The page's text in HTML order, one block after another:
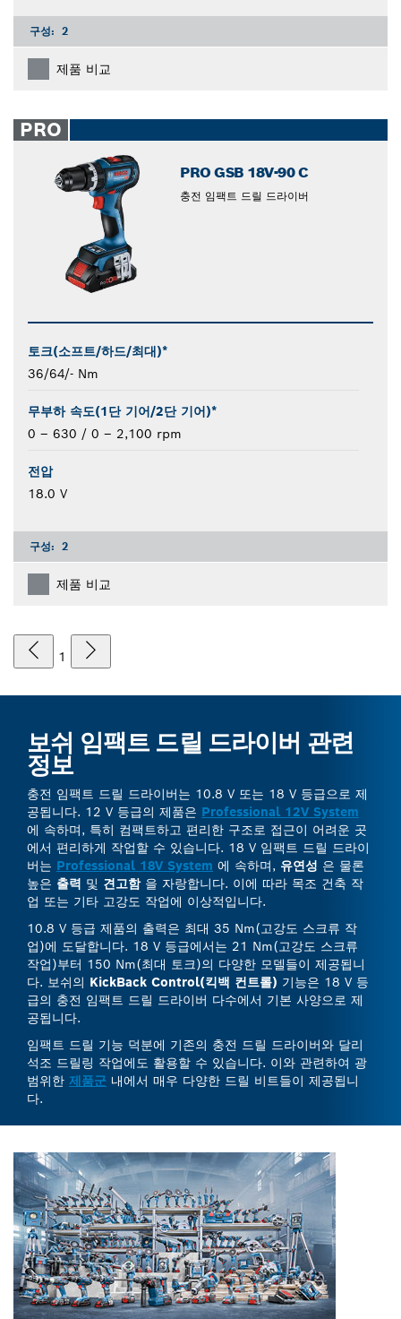
구성: 2
제품 비교
PRO
PRO GSB 18V-90 C
충전 임팩트 드릴 드라이버
토크(소프트/하드/최대)*
36/64/- Nm
무부하 속도(1단 기어/2단 기어)*
0 – 630 / 0 – 2,100 rpm
전압
18.0 V
구성: 2
제품 비교
1
보쉬 임팩트 드릴 드라이버 관련
정보
충전 임팩트 드릴 드라이버는 10.8 V 또는 18 V 등급으로 제
공됩니다. 12 V 등급의 제품은 Professional 12V System
에 속하며, 특히 컴팩트하고 편리한 구조로 접근이 어려운 곳
에서 편리하게 작업할 수 있습니다. 18 V 임팩트 드릴 드라이
버는 Professional 18V System 에 속하며, 유연성 은 물론
높은 출력 및 견고함을 자랑합니다. 이에 따라 목조 건축 작
업 또는 기타 고강도 작업에 이상적입니다.
10.8 V 등급 제품의 출력은 최대 35 Nm(고강도 스크류 작
업)에 도달합니다. 18 V 등급에서는 21 Nm(고강도 스크류
작업)부터 150 Nm(최대 토크)의 다양한 모델들이 제공됩니
다. 보쉬의 KickBack Control(킥백 컨트롤) 기능은 18 V 등
급의 충전 임팩트 드릴 드라이버 다수에서 기본 사양으로 제
공됩니다.
임팩트 드릴 기능 덕분에 기존의 충전 드릴 드라이버와 달리
석조 드릴링 작업에도 활용할 수 있습니다. 이와 관련하여 광
범위한 제품군 내에서 매우 다양한 드릴 비트들이 제공됩니
다.